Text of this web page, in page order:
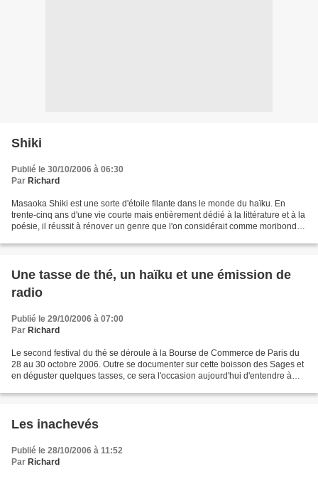
Shiki
Publié le 30/10/2006 à 06:30
Par Richard
Masaoka Shiki est une sorte d'étoile filante dans le monde du haïku. En
trente-cinq ans d'une vie courte mais entièrement dédié à la littérature et à la
poésie, il réussit à rénover un genre que l'on considérait comme moribond,
Une tasse de thé, un haïku et une émission de
radio
Publié le 29/10/2006 à 07:00
Par Richard
Le second festival du thé se déroule à la Bourse de Commerce de Paris du
28 au 30 octobre 2006. Outre se documenter sur cette boisson des Sages et
en déguster quelques tasses, ce sera l'occasion aujourd'hui d'entendre à
Les inachevés
Publié le 28/10/2006 à 11:52
Par Richard